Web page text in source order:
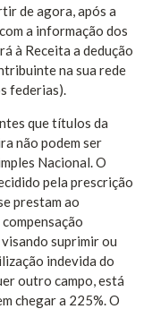
de agora, após a
a informação dos
à Receita a dedução
na sua rede
federias).
que títulos da
não podem ser
Nacional. O
pela prescrição
prestam ao
suprimir ou
indevida do
outro campo, está
chegar a 225%. O